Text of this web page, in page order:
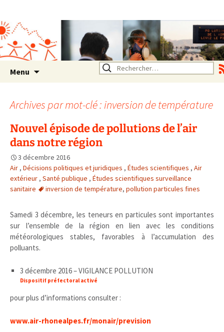
Rhône Alpes
Un environnement sain pour
la santé de tous
Menu Rechercher :
Archives par mot-clé : inversion de température
Nouvel épisode de pollutions de l’air
dans notre région
3 décembre 2016
Air , Décisions politiques et juridiques , Études scientifiques , Air
extérieur , Santé publique , Études scientifiques surveillance
sanitaire
inversion de température, pollution particules fines
Samedi 3 décembre, les teneurs en particules sont importantes
sur l’ensemble de la région en lien avec les conditions
météorologiques stables, favorables à l’accumulation des
polluants.
3 décembre 2016 – VIGILANCE POLLUTION
Dispositif préfectoral activé
pour plus d’informations consulter :
www.air-rhonealpes.fr/monair/prevision